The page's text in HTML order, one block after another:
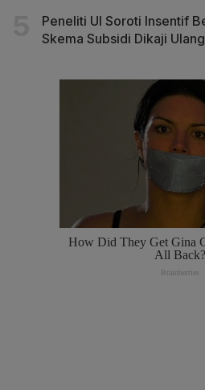
Peneliti UI Soroti Insentif
Skema Subsidi Dikaji Ulang